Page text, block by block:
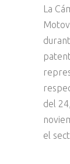
La
del
el